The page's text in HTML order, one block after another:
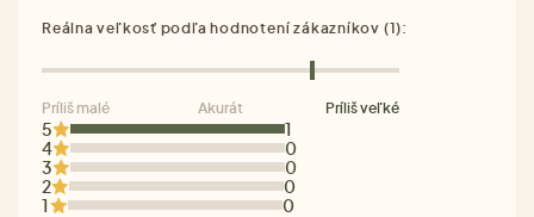
5
1
4
0
3
0
2
0
1
0
Reálna veľkosť podľa hodnotení zákazníkov (1):
Príliš malé Akurát Príliš veľké